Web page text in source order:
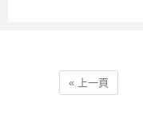
« 上一頁